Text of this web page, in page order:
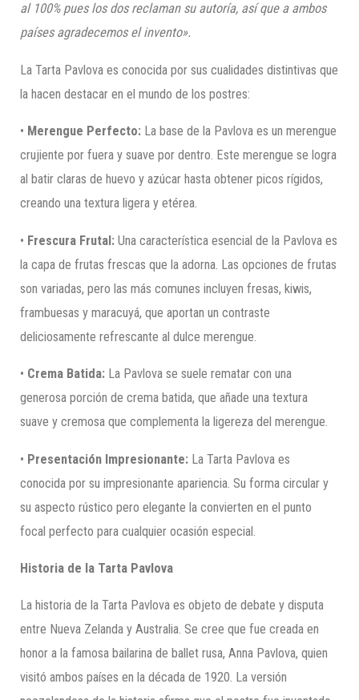
al 100% pues los dos reclaman su autoría, así que a ambos
países agradecemos el invento».
La Tarta Pavlova es conocida por sus cualidades distintivas que
la hacen destacar en el mundo de los postres:
• Merengue Perfecto: La base de la Pavlova es un merengue
crujiente por fuera y suave por dentro. Este merengue se logra
al batir claras de huevo y azúcar hasta obtener picos rígidos,
creando una textura ligera y etérea.
• Frescura Frutal: Una característica esencial de la Pavlova es
la capa de frutas frescas que la adorna. Las opciones de frutas
son variadas, pero las más comunes incluyen fresas, kiwis,
frambuesas y maracuyá, que aportan un contraste
deliciosamente refrescante al dulce merengue.
• Crema Batida: La Pavlova se suele rematar con una
generosa porción de crema batida, que añade una textura
suave y cremosa que complementa la ligereza del merengue.
• Presentación Impresionante: La Tarta Pavlova es
conocida por su impresionante apariencia. Su forma circular y
su aspecto rústico pero elegante la convierten en el punto
focal perfecto para cualquier ocasión especial.
Historia de la Tarta Pavlova
La historia de la Tarta Pavlova es objeto de debate y disputa
entre Nueva Zelanda y Australia. Se cree que fue creada en
honor a la famosa bailarina de ballet rusa, Anna Pavlova, quien
visitó ambos países en la década de 1920. La versión